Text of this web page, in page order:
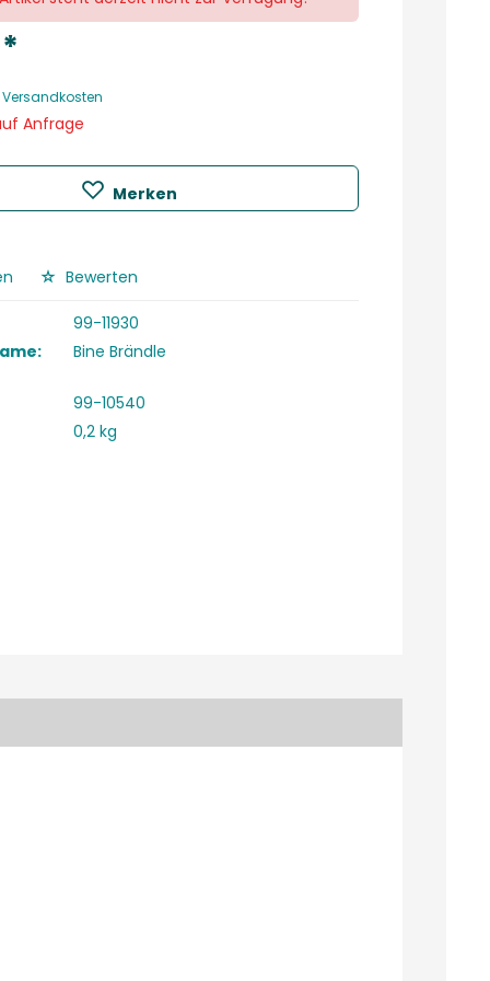
Versandkosten
Anfrage
Merken
Bewerten
99-11930
Bine Brändle
99-10540
0,2 kg